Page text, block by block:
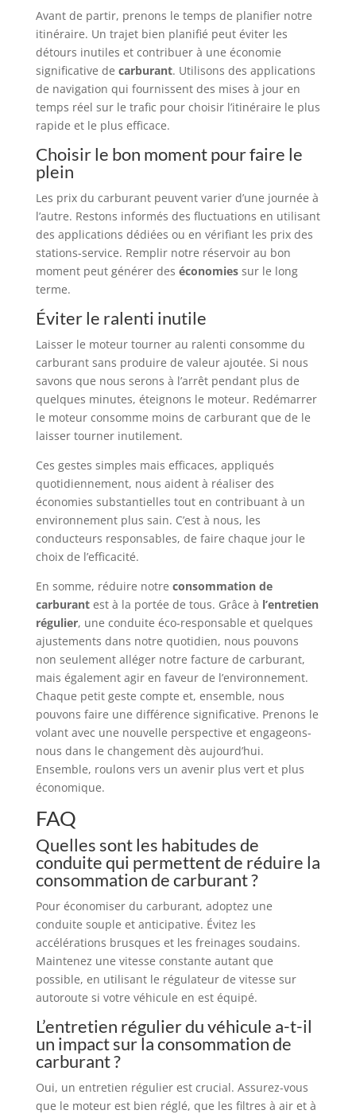
Avant de partir, prenons le temps de planifier notre
itinéraire. Un trajet bien planifié peut éviter les
détours inutiles et contribuer à une économie
significative de carburant. Utilisons des applications
de navigation qui fournissent des mises à jour en
temps réel sur le trafic pour choisir l’itinéraire le plus
rapide et le plus efficace.
Choisir le bon moment pour faire le
plein
Les prix du carburant peuvent varier d’une journée à
l’autre. Restons informés des fluctuations en utilisant
des applications dédiées ou en vérifiant les prix des
stations-service. Remplir notre réservoir au bon
moment peut générer des économiessur le long
terme.
Éviter le ralenti inutile
Laisser le moteur tourner au ralenti consomme du
carburant sans produire de valeur ajoutée. Si nous
savons que nous serons à l’arrêt pendant plus de
quelques minutes, éteignons le moteur. Redémarrer
le moteur consomme moins de carburant que de le
laisser tourner inutilement.
Ces gestes simples mais efficaces, appliqués
quotidiennement, nous aident à réaliser des
économies substantielles tout en contribuant à un
environnement plus sain. C’est à nous, les
conducteurs responsables, de faire chaque jour le
choix de l’efficacité.
En somme, réduire notre consommation de
carburantest à la portée de tous. Grâce à l’entretien
régulier, une conduite éco-responsable et quelques
ajustements dans notre quotidien, nous pouvons
non seulement alléger notre facture de carburant,
mais également agir en faveur de l’environnement.
Chaque petit geste compte et, ensemble, nous
pouvons faire une différence significative. Prenons le
volant avec une nouvelle perspective et engageons-
nous dans le changement dès aujourd’hui.
Ensemble, roulons vers un avenir plus vert et plus
économique.
FAQ
Quelles sont les habitudes de
conduite qui permettent de réduire la
consommation de carburant ?
Pour économiser du carburant, adoptez une
conduite souple et anticipative. Évitez les
accélérations brusques et les freinages soudains.
Maintenez une vitesse constante autant que
possible, en utilisant le régulateur de vitesse sur
autoroute si votre véhicule en est équipé.
L’entretien régulier du véhicule a-t-il
un impact sur la consommation de
carburant ?
Oui, un entretien régulier est crucial. Assurez-vous
que le moteur est bien réglé, que les filtres à air et à